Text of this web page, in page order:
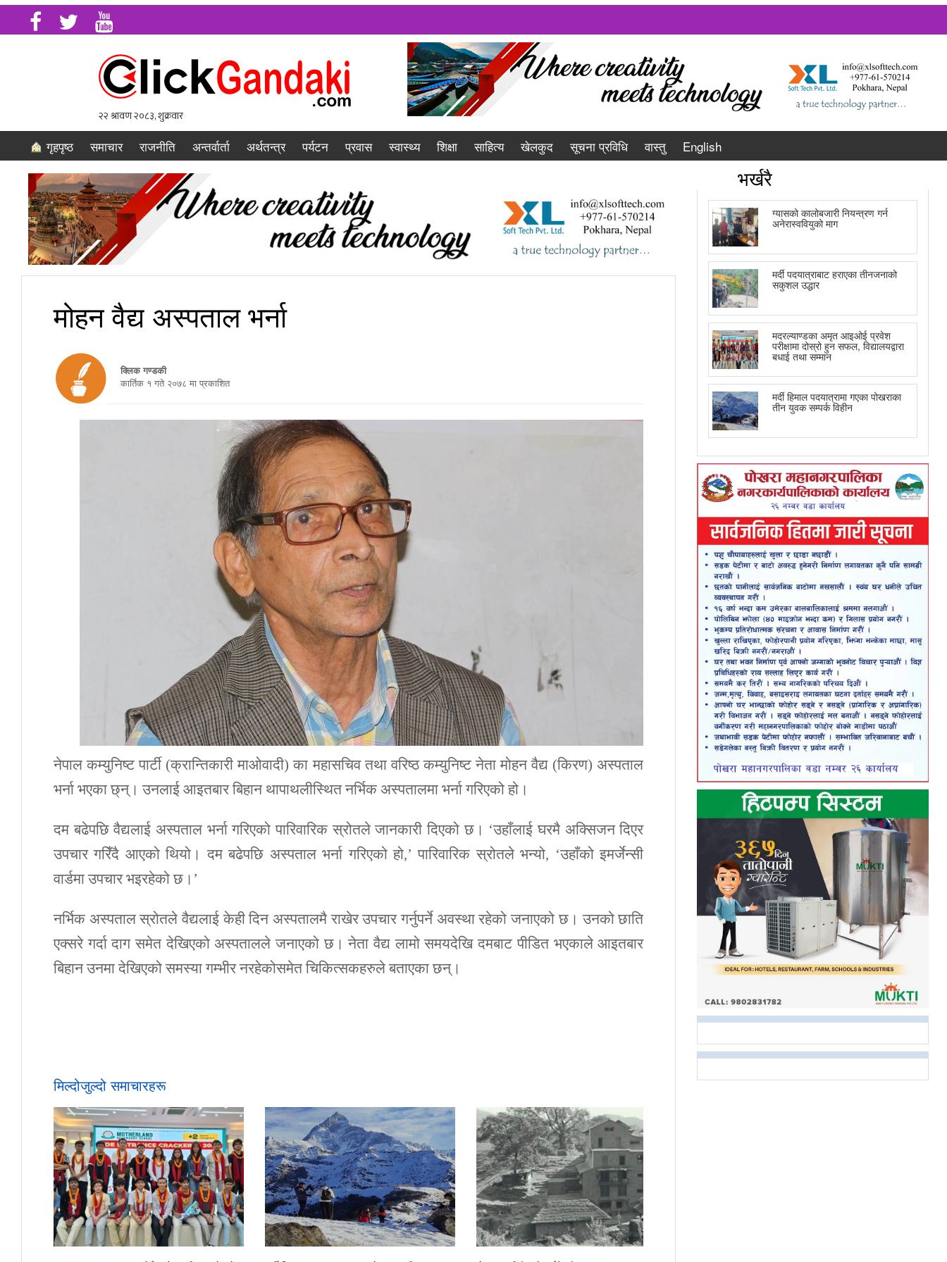
गृहपृष्ठ समाचार राजनीति अन्तर्वार्ता अर्थतन्त्र पर्यटन प्रवास स्वास्थ्य शिक्षा साहित्य खेलकुद सूचना प्रविधि वास्तु English
मोहन वैद्य अस्पताल भर्ना
क्लिक गण्डकी
कार्तिक १ गते २०७८ मा प्रकाशित
नेपाल कम्युनिष्ट पार्टी (क्रान्तिकारी माओवादी) का महासचिव तथा वरिष्ठ कम्युनिष्ट नेता मोहन वैद्य (किरण) अस्पताल
भर्ना भएका छ्न्। उनलाई आइतबार बिहान थापाथलीस्थित नर्भिक अस्पतालमा भर्ना गरिएको हो।
दम बढेपछि वैद्यलाई अस्पताल भर्ना गरिएको पारिवारिक स्रोतले जानकारी दिएको छ। ‘उहाँलाई घरमै अक्सिजन दिएर
उपचार गरिँदै आएको थियो। दम बढेपछि अस्पताल भर्ना गरिएको हो,’ पारिवारिक स्रोतले भन्यो, ‘उहाँको इमर्जेन्सी
वार्डमा उपचार भइरहेको छ।’
नर्भिक अस्पताल स्रोतले वैद्यलाई केही दिन अस्पतालमै राखेर उपचार गर्नुपर्ने अवस्था रहेको जनाएको छ। उनको छाति
एक्सरे गर्दा दाग समेत देखिएको अस्पतालले जनाएको छ। नेता वैद्य लामो समयदेखि दमबाट पीडित भएकाले आइतबार
बिहान उनमा देखिएको समस्या गम्भीर नरहेकोसमेत चिकित्सकहरुले बताएका छन्।
मिल्दोजुल्दो समाचारहरू
भर्खरै
ग्यासको कालोबजारी नियन्त्रण गर्न
अनेरास्ववियुको माग
मर्दी पदयात्राबाट हराएका तीनजनाको
सकुशल उद्धार
मदरल्याण्डका अमृत आइओई प्रवेश
परीक्षामा दोस्रो हुन सफल, विद्यालयद्वारा
बधाई तथा सम्मान
मर्दी हिमाल पदयात्रामा गएका पोखराका
तीन युवक सम्पर्क विहीन